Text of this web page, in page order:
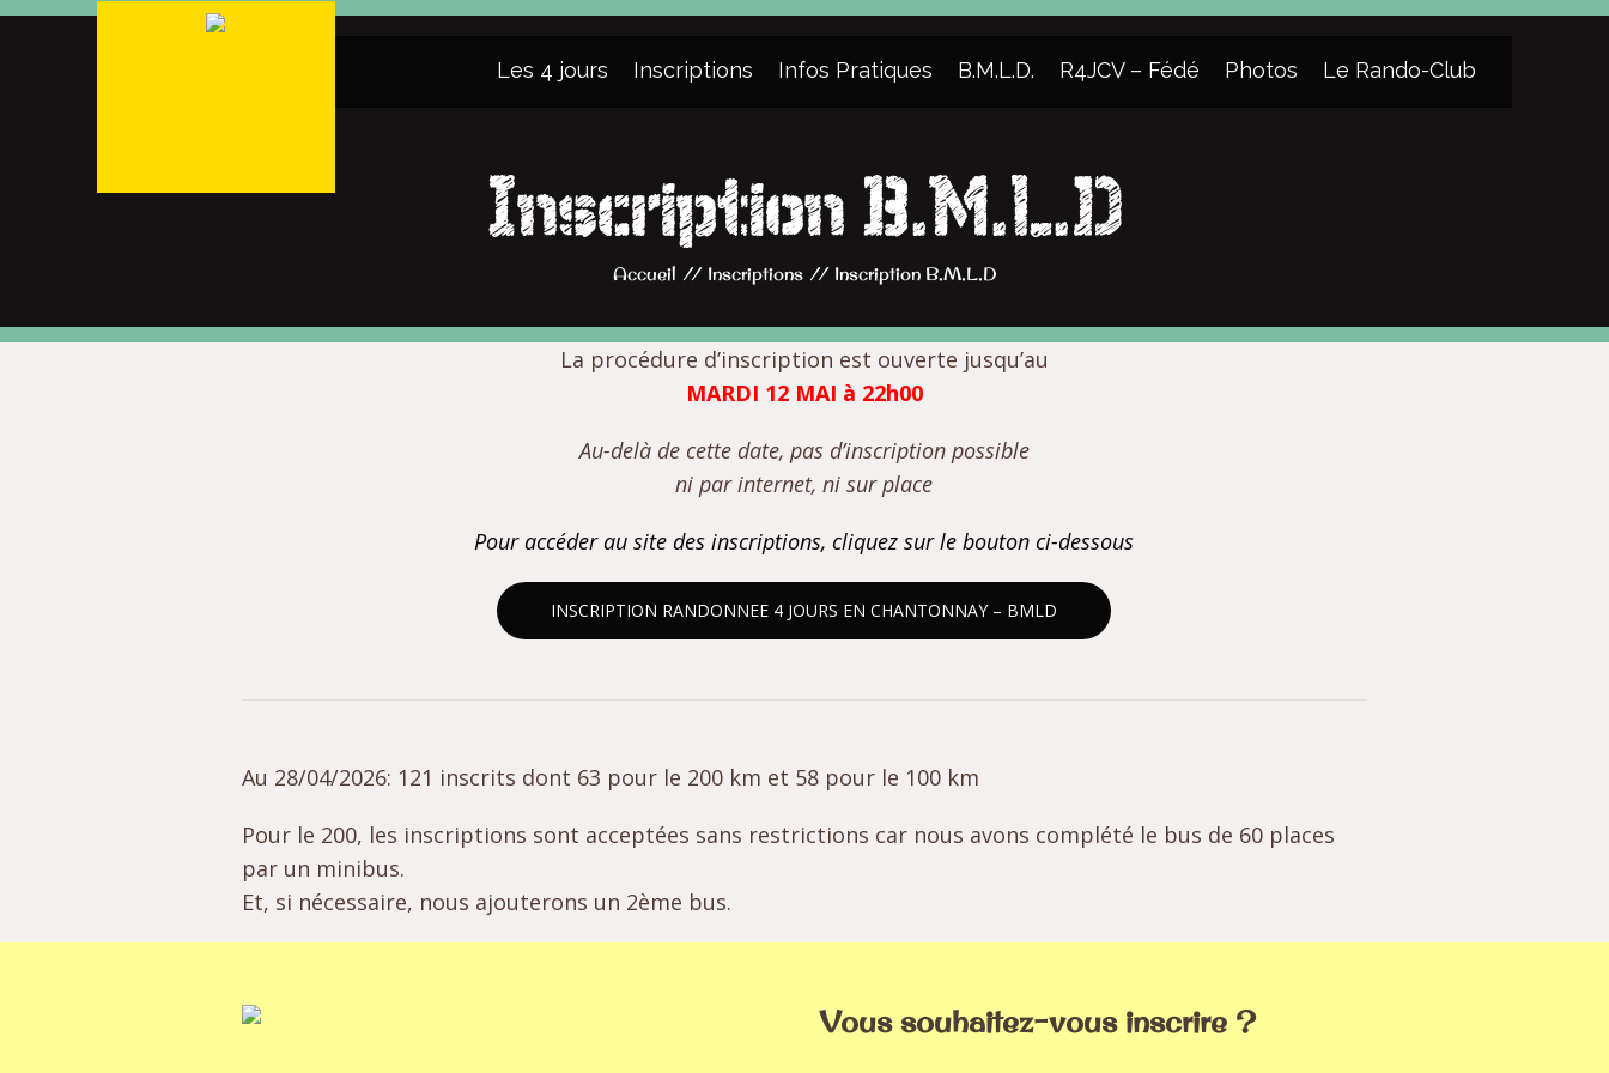
Les 4 jours Inscriptions Infos Pratiques B.M.L.D. R4JCV – Fédé Photos Le Rando-Club
Inscription B.M.L.D
Accueil // Inscriptions // Inscription B.M.L.D
La procédure d’inscription est ouverte jusqu’au
MARDI 12 MAI à 22h00
Au-delà de cette date, pas d’inscription possible
ni par internet, ni sur place
Pour accéder au site des inscriptions, cliquez sur le bouton ci-dessous
INSCRIPTION RANDONNEE 4 JOURS EN CHANTONNAY – BMLD
Au 28/04/2026: 121 inscrits dont 63 pour le 200 km et 58 pour le 100 km
Pour le 200, les inscriptions sont acceptées sans restrictions car nous avons complété le bus de 60 places
par un minibus.
Et, si nécessaire, nous ajouterons un 2ème bus.
Vous souhaitez-vous inscrire ?